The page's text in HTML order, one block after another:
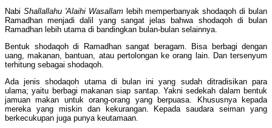
Nabi Shallallahu 'Alaihi Wasallamlebih memperbanyak shodaqoh di bulan
Ramadhan menjadi dalil yang sangat jelas bahwa shodaqoh di bulan
Ramadhan lebih utama di bandingkan bulan-bulan selainnya.
Bentuk shodaqoh di Ramadhan sangat beragam. Bisa berbagi dengan
uang, makanan, bantuan, atau pertolongan ke orang lain. Dan tersenyum
terhitung sebagai shodaqoh.
Ada jenis shodaqoh utama di bulan ini yang sudah ditradisikan para
ulama; yaitu berbagi makanan siap santap. Yakni sedekah dalam bentuk
jamuan makan untuk orang-orang yang berpuasa. Khususnya kepada
mereka yang miskin dan kekurangan. Kepada saudara seiman yang
berkecukupan juga punya keutamaan.